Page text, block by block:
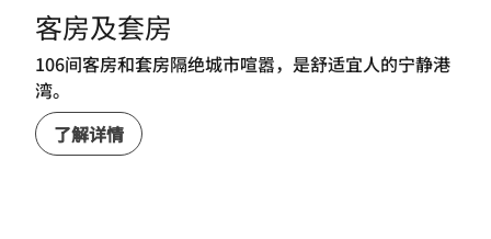
客房及套房
106间客房和套房隔绝城市喧嚣，是舒适宜人的宁静港
湾。
了解详情